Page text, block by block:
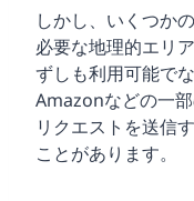
しかし、いくつか
必要な地理的エリ
ずしも利用可能で
Amazonなどの一
リクエストを送信
ことがあります。